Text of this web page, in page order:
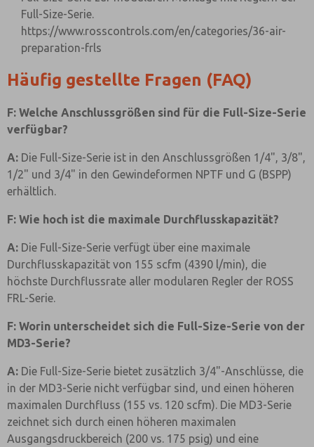
Full-Size-Serie.
https://www.rosscontrols.com/en/categories/36-air-
preparation-frls
Häufig gestellte Fragen (FAQ)
F: Welche Anschlussgrößen sind für die Full-Size-Serie
verfügbar?
A: Die Full-Size-Serie ist in den Anschlussgrößen 1/4", 3/8",
1/2" und 3/4" in den Gewindeformen NPTF und G (BSPP)
erhältlich.
F: Wie hoch ist die maximale Durchflusskapazität?
A: Die Full-Size-Serie verfügt über eine maximale
Durchflusskapazität von 155 scfm (4390 l/min), die
höchste Durchflussrate aller modularen Regler der ROSS
FRL-Serie.
F: Worin unterscheidet sich die Full-Size-Serie von der
MD3-Serie?
A: Die Full-Size-Serie bietet zusätzlich 3/4"-Anschlüsse, die
in der MD3-Serie nicht verfügbar sind, und einen höheren
maximalen Durchfluss (155 vs. 120 scfm). Die MD3-Serie
zeichnet sich durch einen höheren maximalen
Ausgangsdruckbereich (200 vs. 175 psig) und eine